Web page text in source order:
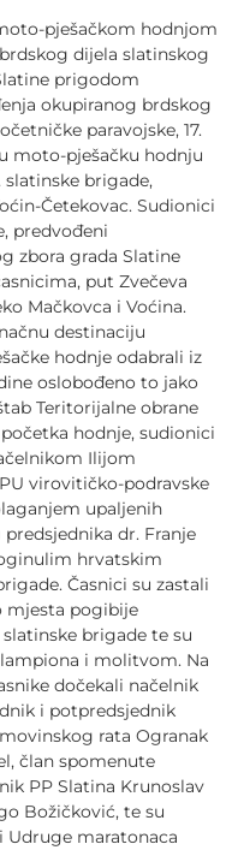
pješačkom hodnjom
dijela slatinskog
prigodom
okupiranog brdskog
paravojske, 17.
moto-pješačku hodnju
slatinske brigade,
Četekovac. Sudionici
predvođeni
zbora grada Slatine
put Zvečeva
Mačkovca i Voćina.
destinaciju
hodnje odabrali iz
oslobođeno to jako
Teritorijalne obrane
hodnje, sudionici
Ilijom
virovitičko-podravske
upaljenih
dr. Franje
hrvatskim
Časnici su zastali
mjesta pogibije
brigade te su
i molitvom. Na
dočekali načelnik
i potpredsjednik
rata Ogranak
član spomenute
PP Slatina Krunoslav
Božičković, te su
maratonaca